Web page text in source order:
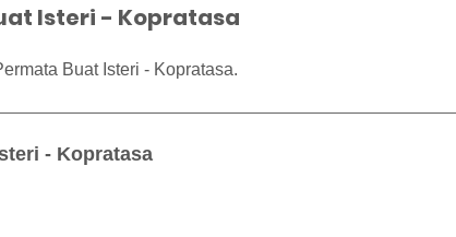
Isteri - Kopratasa
Buat Isteri - Kopratasa.
- Kopratasa